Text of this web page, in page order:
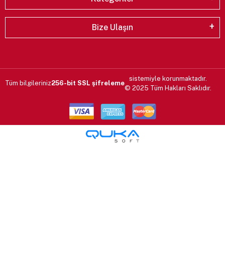
Bize Ulaşın
Tüm bilgileriniz256-bit SSL şifreleme
sistemiyle korunmaktadır.
© 2025 Tüm Hakları Saklıdır.